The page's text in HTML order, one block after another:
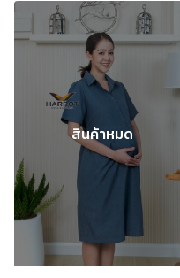
สินค้าหมด